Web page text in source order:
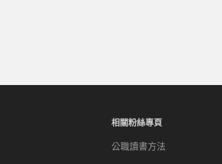
相關粉絲專頁
公職讀書方法